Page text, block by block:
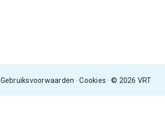
Gebruiksvoorwaarden Cookies © 2026 VRT